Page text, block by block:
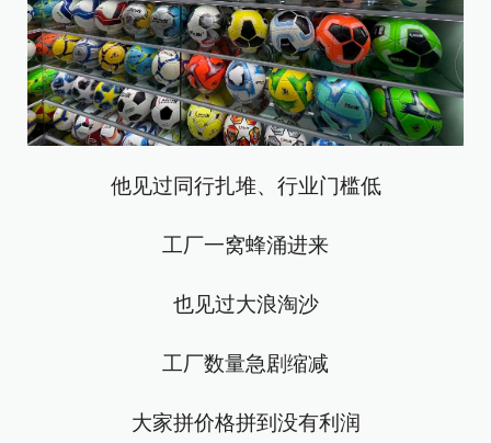
他见过同行扎堆、行业门槛低
工厂一窝蜂涌进来
也见过大浪淘沙
工厂数量急剧缩减
大家拼价格拼到没有利润